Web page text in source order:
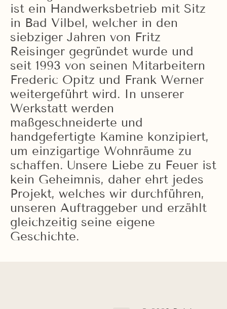
ist ein Handwerksbetrieb mit Sitz
in Bad Vilbel, welcher in den
siebziger Jahren von Fritz
Reisinger gegründet wurde und
seit 1993 von seinen Mitarbeitern
Frederic Opitz und Frank Werner
weitergeführt wird. In unserer
Werkstatt werden
maßgeschneiderte und
handgefertigte Kamine konzipiert,
um einzigartige Wohnräume zu
schaffen. Unsere Liebe zu Feuer ist
kein Geheimnis, daher ehrt jedes
Projekt, welches wir durchführen,
unseren Auftraggeber und erzählt
gleichzeitig seine eigene
Geschichte.